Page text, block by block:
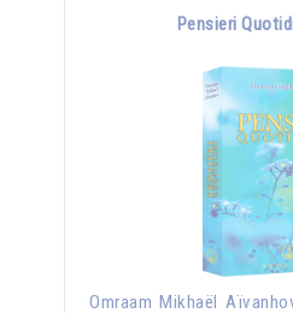
Pensieri
Omraam Mikhaël